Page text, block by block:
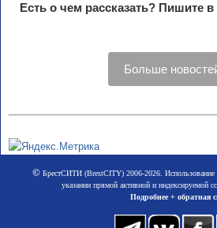
Есть о чем рассказать? Пишите
Больше
©БрестСИТИ (BrestCITY) 2006-2026. Использование
указании прямой активной и индексируемой
Подробнее + обратная